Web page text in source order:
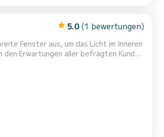
5.0 (1 bewertungen)
Fenster aus, um das Licht im Inneren
ein elegantes, modernes,